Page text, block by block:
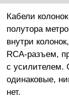
Кабели
полутора
внутри
RCA-разъем,
с усилителем.
одинаковые,
нет.